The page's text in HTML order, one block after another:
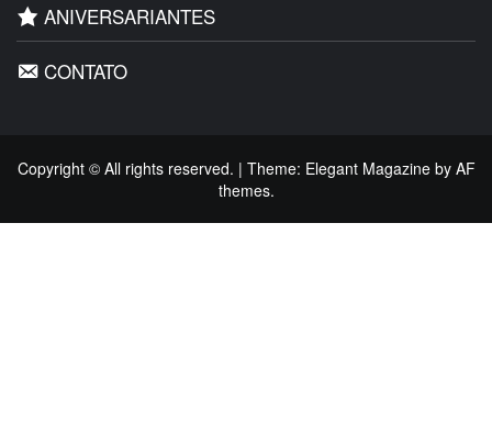
ANIVERSARIANTES
CONTATO
Copyright © All rights reserved. | Theme: Elegant Magazineby AF
themes.